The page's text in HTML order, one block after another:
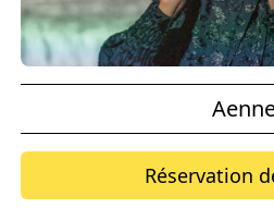
Réservation